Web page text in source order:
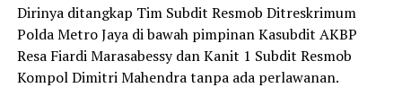
Dirinya ditangkap Tim Subdit Resmob Ditreskrimum
Polda Metro Jaya di bawah pimpinan Kasubdit AKBP
Resa Fiardi Marasabessy dan Kanit 1 Subdit Resmob
Kompol Dimitri Mahendra tanpa ada perlawanan.